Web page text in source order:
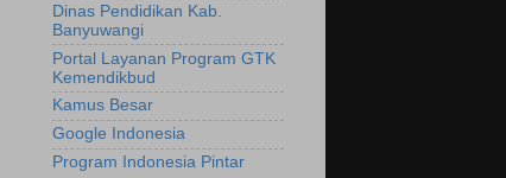
Dinas Pendidikan Kab.
Banyuwangi
Portal Layanan Program GTK
Kemendikbud
Kamus Besar
Google Indonesia
Program Indonesia Pintar